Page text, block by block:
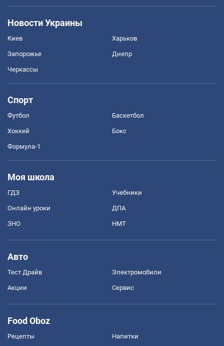
Новости Украины
Киев Харьков
Запорожье Днепр
Черкассы
Спорт
Футбол Баскетбол
Хоккей Бокс
Формула-1
Моя школа
ГДЗ Учебники
Онлайн уроки ДПА
ЗНО НМТ
Авто
Тест Драйв Электромобили
Акции Сервис
Food Oboz
Рецепты Напитки